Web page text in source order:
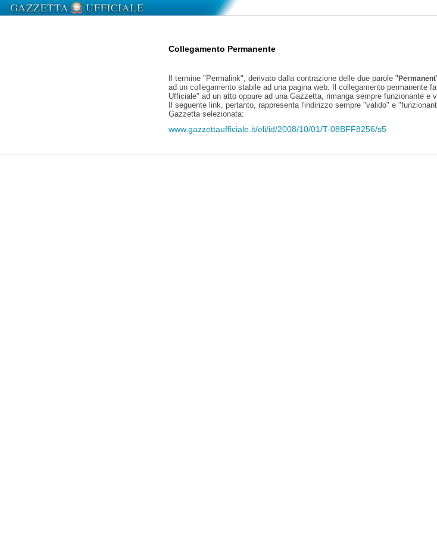
Collegamento Permanente
Il termine "Permalink", derivato dalla contrazione delle due parole "Permanent
ad un collegamento stabile ad una pagina web. Il collegamento permanente
Ufficiale" ad un atto oppure ad una Gazzetta, rimanga sempre funzionante e
Il seguente link, pertanto, rappresenta l'indirizzo sempre "valido" e
Gazzetta selezionata:
www.gazzettaufficiale.it/eli/id/2008/10/01/T-08BFF8256/s5